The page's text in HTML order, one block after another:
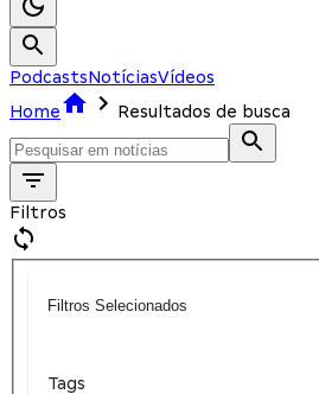
PodcastsNotíciasVídeos
Home
Resultados de busca
Filtros
Filtros Selecionados
Tags